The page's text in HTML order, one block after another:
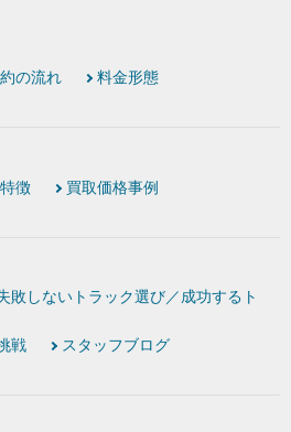
の流れ
料金形態
徴
買取価格事例
敗しないトラック選び／成功するト
戦
スタッフブログ